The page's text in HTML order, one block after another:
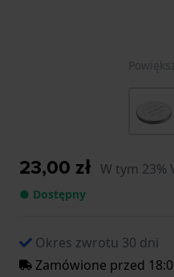
23,00 zł W tym 23%
● Dostępny
Okres zwrotu 30 dni
Zamówione przed